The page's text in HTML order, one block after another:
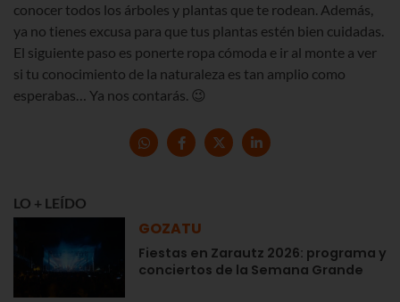
conocer todos los árboles y plantas que te rodean. Además,
ya no tienes excusa para que tus plantas estén bien cuidadas.
El siguiente paso es ponerte ropa cómoda e ir al monte a ver
si tu conocimiento de la naturaleza es tan amplio como
esperabas… Ya nos contarás. 😉
LO + LEÍDO
GOZATU
Fiestas en Zarautz 2026: programa y
conciertos de la Semana Grande